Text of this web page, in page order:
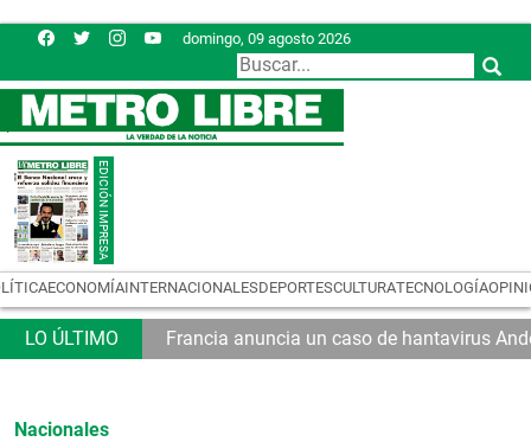
domingo, 09 agosto 2026
ECONOMÍAINTERNACIONALESDEPORTESCULTURATECNOLOGÍA
Francia anuncia un caso de hantavirus
Nacionales